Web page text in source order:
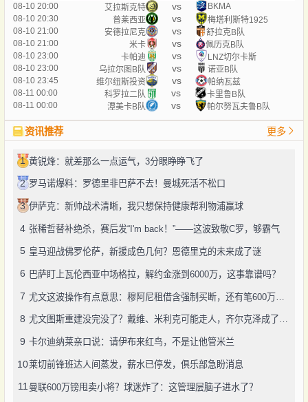
08-10 20:00 艾拉斯克特 vs
BKMA
08-10 20:30
普莱西亚 vs
梅塔利斯特1925
08-10 21:00
安德拉尼克 vs
舒拉克B队
08-10 21:00
米卡 vs
佩历克B队
08-10 23:00
卡帕迪 vs
LNZ切尔卡斯
08-10 23:00
乌拉尔图B队 vs
诺亚B队
08-10 23:45
维尔纽斯投资 vs
帕纳瓦兹
08-11 00:00
科罗拉二队 vs
卡里鲁B队
08-11 00:00
潭美卡B队 vs 帕尔努瓦夫鲁B队
资讯推荐 更多
1 黄锐烽：就差那么一点运气，3分眼睁睁飞了
2 罗马诺爆料：罗德里非巴萨不去！曼城死活不松口
3 伊萨克：新帅战术清晰，我只想保持健康帮利物浦赢球
4 张稀哲替补绝杀，赛后发“I'm back！”——这波致敬C罗，够霸气
5 皇马迎战佛罗伦萨，新援成色几何？恩德里克的未来成了谜
6 巴萨盯上瓦伦西亚中场格拉，解约金涨到6000万，这事靠谱吗？
7 尤文这波操作有点意思：穆阿尼租借含强制买断，还有笔600万奖金悬了
8 尤文图斯重建没完没了？戴维、米利克可能走人，齐尔克泽成了新目标
9 卡尔迪纳莱亲口说：请伊布来红鸟，不是让他管米兰
10莱切前锋班达人间蒸发，薪水已停发，俱乐部急盼消息
11 曼联600万镑甩卖小将？球迷炸了：这管理层脑子进水了？